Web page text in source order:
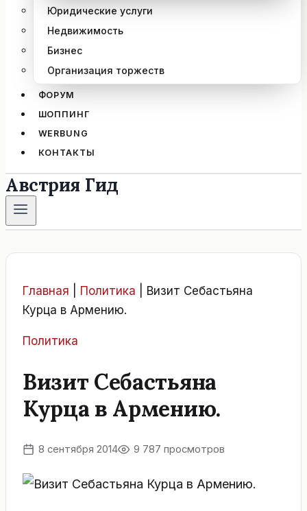
Юридические услуги
Недвижимость
Бизнес
Организация торжеств
ФОРУМ
ШОППИНГ
WERBUNG
КОНТАКТЫ
Австрия Гид
Главная Политика
Визит Себастьяна
Курца в Армению.
Политика
Визит Себастьяна
Курца в Армению.
8 сентября 2014 9 787 просмотров